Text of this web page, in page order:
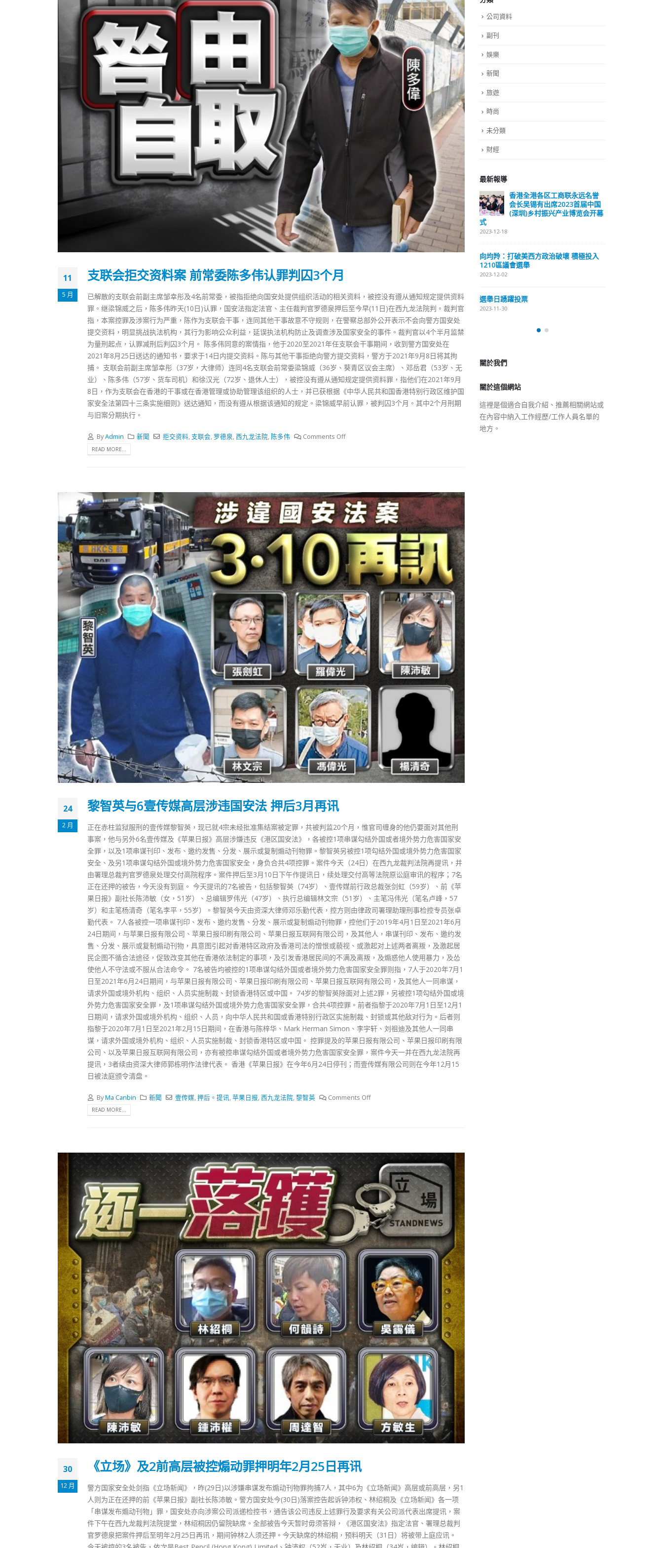
11
5 月
支联会拒交资料案 前常委陈多伟认罪判囚3个月
已解散的支联会前副主席邹幸彤及4名前常委，被指拒绝向国安处提供组织活动的相关资料，被控没有遵从通知规定提供资料
罪。继梁锦威之后，陈多伟昨天(10日)认罪，国安法指定法官、主任裁判官罗德泉押后至今早(11日)在西九龙法院判。裁判官
指，本案控罪及涉案行为严重，陈作为支联会干事，连同其他干事故意不守规则，在警察总部外公开表示不会向警方国安处
提交资料，明显挑战执法机构，其行为影响公众利益，延误执法机构防止及调查涉及国家安全的事件。裁判官以4个半月监禁
为量刑起点，认罪减刑后判囚3个月。 陈多伟同意的案情指，他于2020至2021年任支联会干事期间，收到警方国安处在
2021年8月25日送达的通知书，要求于14日内提交资料。陈与其他干事拒绝向警方提交资料，警方于2021年9月8日将其拘
捕。 支联会前副主席邹幸彤（37岁，大律师）连同4名支联会前常委梁锦威（36岁、葵青区议会主席）、邓岳君（53岁、无
业）、陈多伟（57岁、货车司机）和徐汉光（72岁、退休人士），被控没有遵从通知规定提供资料罪，指他们在2021年9月
8日，作为支联会在香港的干事或在香港管理或协助管理该组织的人士，并已获根据《中华人民共和国香港特别行政区维护国
家安全法第四十三条实施细则》送达通知，而没有遵从根据该通知的规定。梁锦威早前认罪，被判囚3个月。其中2个月刑期
与旧案分期执行。
ByAdmin 新聞 拒交资料,支联会, 罗德泉,西九龙法院, 陈多伟 Comments Off
READ MORE...
24
2 月
黎智英与6壹传媒高层涉违国安法 押后3月再讯
正在赤柱监狱服刑的壹传媒黎智英，现已就4宗未经批准集结案被定罪，共被判监20个月，惟官司缠身的他仍要面对其他刑
事案，他与另外6名壹传媒及《苹果日报》高层涉嫌违反《港区国安法》，各被控1项串谋勾结外国或者境外势力危害国家安
全罪，以及1项串谋刊印、发布、邀约发售、分发、展示或复制煽动刊物罪。黎智英另被控1项勾结外国或境外势力危害国家
安全、及另1项串谋勾结外国或境外势力危害国家安全，身负合共4项控罪。案件今天（24日）在西九龙裁判法院再提讯，并
由署理总裁判官罗德泉处理交付高院程序。案件押后至3月10日下午作提讯日，续处理交付高等法院原讼庭审讯的程序；7名
正在还押的被告，今天没有到庭。 今天提讯的7名被告，包括黎智英（74岁）、壹传媒前行政总裁张剑虹（59岁）、前《苹
果日报》副社长陈沛敏（女，51岁）、总编辑罗伟光（47岁）、执行总编辑林文宗（51岁）、主笔冯伟光（笔名卢峰，57
岁）和主笔杨清奇（笔名李平，55岁）。黎智英今天由资深大律师邓乐勤代表，控方则由律政司署理助理刑事检控专员张卓
勤代表。 7人各被控一项串谋刊印、发布、邀约发售、分发、展示或复制煽动刊物罪，控他们于2019年4月1日至2021年6月
24日期间，与苹果日报有限公司、苹果日报印刷有限公司、苹果日报互联网有限公司，及其他人，串谋刊印、发布、邀约发
售、分发、展示或复制煽动刊物，具意图引起对香港特区政府及香港司法的憎恨或藐视、或激起对上述两者离叛，及激起居
民企图不循合法途径，促致改变其他在香港依法制定的事项，及引发香港居民间的不满及离叛，及煽惑他人使用暴力，及怂
使他人不守法或不服从合法命令。 7名被告均被控的1项串谋勾结外国或者境外势力危害国家安全罪则指，7人于2020年7月1
日至2021年6月24日期间，与苹果日报有限公司、苹果日报印刷有限公司、苹果日报互联网有限公司，及其他人一同串谋，
请求外国或境外机构、组织、人员实施制裁、封锁香港特区或中国。 74岁的黎智英除面对上述2罪，另被控1项勾结外国或境
外势力危害国家安全罪，及1项串谋勾结外国或境外势力危害国家安全罪，合共4项控罪。前者指黎于2020年7月1日至12月1
日期间，请求外国或境外机构、组织、人员，向中华人民共和国或香港特别行政区实施制裁、封锁或其他敌对行为。后者则
指黎于2020年7月1日至2021年2月15日期间，在香港与陈梓华、Mark Herman Simon、李宇轩、刘祖迪及其他人一同串
谋，请求外国或境外机构、组织、人员实施制裁、封锁香港特区或中国。 控罪提及的苹果日报有限公司、苹果日报印刷有限
公司、以及苹果日报互联网有限公司，亦有被控串谋勾结外国或者境外势力危害国家安全罪，案件今天一并在西九龙法院再
提讯，3者续由资深大律师郭栋明作法律代表。 香港《苹果日报》在今年6月24日停刊；而壹传媒有限公司则在今年12月15
日被法庭颁令清盘。
ByMa Canbin 新聞 壹传媒,押后。提讯,苹果日报,西九龙法院,黎智英 Comments Off
READ MORE...
30
12 月
《立场》及2前高层被控煽动罪押明年2月25日再讯
警方国家安全处剑指《立场新闻》，昨(29日)以涉嫌串谋发布煽动刊物罪拘捕7人，其中6为《立场新闻》高层或前高层，另1
人则为正在还押的前《苹果日报》副社长陈沛敏。警方国安处今(30日)落案控告起诉钟沛权、林绍桐及《立场新闻》各一项
「串谋发布煽动刊物」罪，国安处亦向涉案公司派递检控书，通告该公司违反上述罪行及要求有关公司派代表出席提讯，案
件下午在西九龙裁判法院提堂，林绍桐因仍留院缺席。全部被告今天暂时毋须答辩，《港区国安法》指定法官、署理总裁判
官罗德泉把案件押后至明年2月25日再讯，期间钟林2人须还押。今天缺席的林绍桐，预料明天（31日）将被带上庭应讯。
公司資料
副刊
娛樂
新聞
旅遊
時尚
未分類
財經
最新報導
香港全港各区工商联永远名誉
会长吴锡有出席2023首届中国
(深圳)乡村振兴产业博览会开幕
式
2023-12-02
選舉日踴躍投票
選舉日踴躍投票 文: 朱家健
2023-11-30
抹黑候選人涉選舉舞弊 文: 朱家健
图睇清最新安排
2023-01-31
香港全港各区工商联永远名誉
会长吴锡有出席2023首届中国
(深圳)乡村振兴产业博览会开幕
2023-12-18
2023-12-02
選舉日踴躍投票
2023-11-30
選舉日踴躍投票 文: 朱家健
2023-11-30
抹黑候選人涉選舉舞弊 文: 朱家健
香港公院探访明起无须预约一
關於這個網站
在內容中納入工作經歷/工作人員名單的
地方。